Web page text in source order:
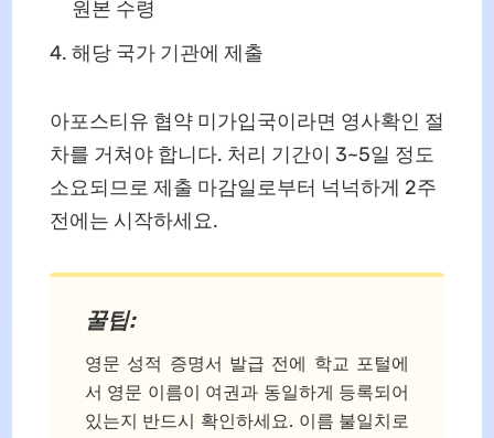
원본 수령
해당 국가 기관에 제출
아포스티유 협약 미가입국이라면 영사확인 절
차를 거쳐야 합니다. 처리 기간이 3~5일 정도
소요되므로 제출 마감일로부터 넉넉하게 2주
전에는 시작하세요.
꿀팁:
영문 성적 증명서 발급 전에 학교 포털에
서 영문 이름이 여권과 동일하게 등록되어
있는지 반드시 확인하세요. 이름 불일치로